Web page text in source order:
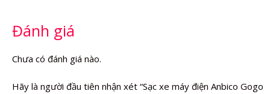
Đánh giá
Chưa có đánh giá nào.
Hãy là người đầu tiên nhận xét “Sạc xe máy điện Anbico Gogo